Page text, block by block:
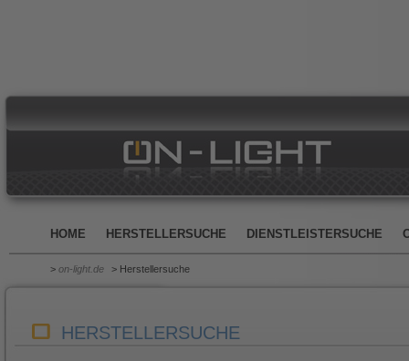
HOME HERSTELLERSUCHE DIENSTLEISTERSUCHE
> on-light.de > Herstellersuche
HERSTELLERSUCHE